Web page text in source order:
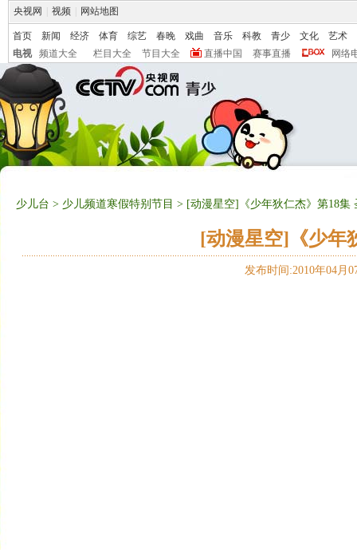
央视网 视频 网站地图
首页 新闻 经济 体育 综艺 春晚 戏曲 音乐 科教 青少 文化
艺术
电视
频道大全 栏目大全 节目大全 直播中国 赛事直播 网络
少儿台 > 少儿频道寒假特别节目 > [动漫星空]《少年狄仁杰》第18集
[动漫星空]《少年
发布时间:2010年04月